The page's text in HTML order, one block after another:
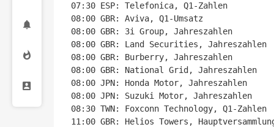
07:30 ESP: Telefonica, Q1-Zahlen
08:00 GBR: Aviva, Q1-Umsatz
08:00 GBR: 3i Group, Jahreszahlen
08:00 GBR: Land Securities, Jahreszahlen
08:00 GBR: Burberry, Jahreszahlen
08:00 GBR: National Grid, Jahreszahlen
08:00 JPN: Honda Motor, Jahreszahlen
08:00 JPN: Suzuki Motor, Jahreszahlen
08:30 TWN: Foxconn Technology, Q1-Zahlen
11:00 GBR: Helios Towers,